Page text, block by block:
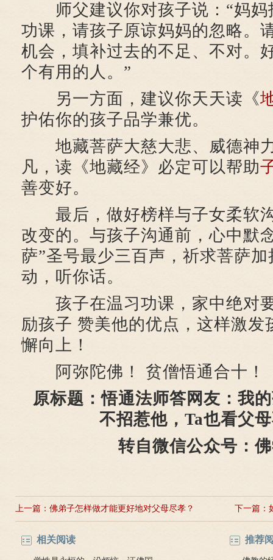
师父建议你对孩子说：“妈妈
功课，请孩子原谅妈妈的忽略。
机会，填补过去的不足、不对。
个有用的人。”
另一方面，建议你天天读《
护佑你的孩子品学兼优。
地藏菩萨大慈大悲、威德神
凡，读《地藏经》必定可以帮助
善变好。
最后，做好榜样与子女柔软
改变的。与孩子沟通前，心中默
萨”圣号最少三百声，祈求菩萨
动，听你话。
孩子在温习功课，家中绝对
励孩子 赞美他的优点，这样激发
懈向上！
阿弥陀佛！ 贫僧悟通合十！
原标题：悟通法师答网友：我
不招惹他，Ta也看父
转自微信公众号：
上一篇： 佛弟子怎样做才能更好地对父母尽孝？
四种孝道
下一篇：
相关阅读 推荐